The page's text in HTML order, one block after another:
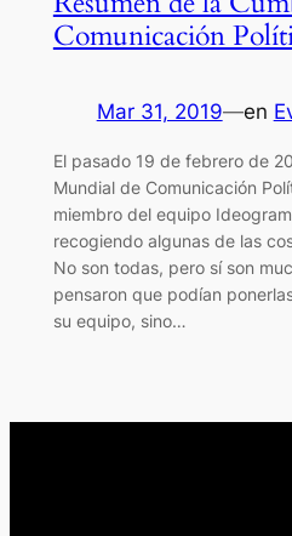
Comunicación
Mar 31, 2019—en
El pasado 19 de febrero de
Mundial de Comunicación
miembro del equipo
recogiendo algunas de las
No son todas, pero sí son
pensaron que podían
su equipo, sino…